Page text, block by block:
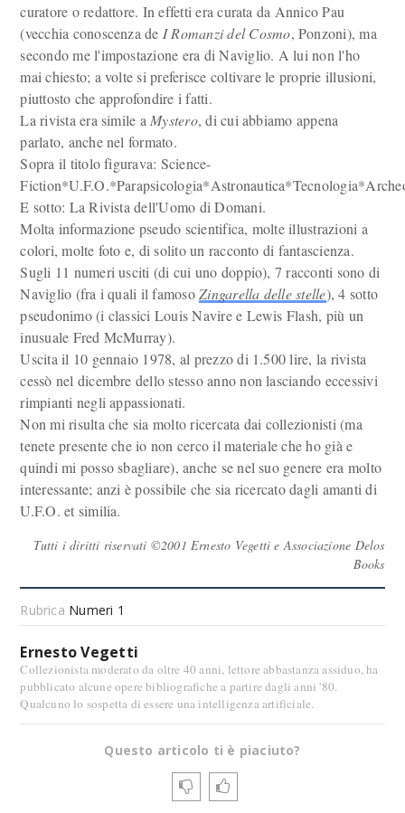
curatore o redattore. In effetti era curata da Annico Pau
(vecchia conoscenza de I Romanzi del Cosmo, Ponzoni), ma
secondo me l'impostazione era di Naviglio. A lui non l'ho
mai chiesto; a volte si preferisce coltivare le proprie illusioni,
piuttosto che approfondire i fatti.
La rivista era simile a Mystero, di cui abbiamo appena
parlato, anche nel formato.
Sopra il titolo figurava: Science-
E sotto: La Rivista dell'Uomo di Domani.
Molta informazione pseudo scientifica, molte illustrazioni a
colori, molte foto e, di solito un racconto di fantascienza.
Sugli 11 numeri usciti (di cui uno doppio), 7 racconti sono di
Naviglio (fra i quali il famosoZingarella delle stelle), 4 sotto
pseudonimo (i classici Louis Navire e Lewis Flash, più un
inusuale Fred McMurray).
Uscita il 10 gennaio 1978, al prezzo di 1.500 lire, la rivista
cessò nel dicembre dello stesso anno non lasciando eccessivi
rimpianti negli appassionati.
Non mi risulta che sia molto ricercata dai collezionisti (ma
tenete presente che io non cerco il materiale che ho già e
quindi mi posso sbagliare), anche se nel suo genere era molto
interessante; anzi è possibile che sia ricercato dagli amanti di
U.F.O. et similia.
Tutti i diritti riservati ©2001 Ernesto Vegetti e Associazione Delos
Books
Rubrica Numeri 1
Ernesto Vegetti
Collezionista moderato da oltre 40 anni, lettore abbastanza assiduo, ha
pubblicato alcune opere bibliografiche a partire dagli anni '80.
Qualcuno lo sospetta di essere una intelligenza artificiale.
Questo articolo ti è piaciuto?